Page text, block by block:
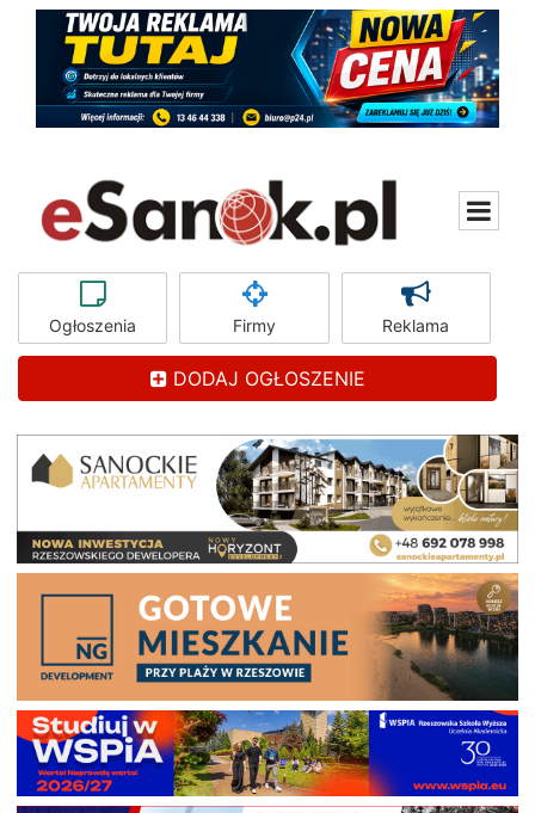
Ogłoszenia Firmy Reklama
DODAJ OGŁOSZENIE